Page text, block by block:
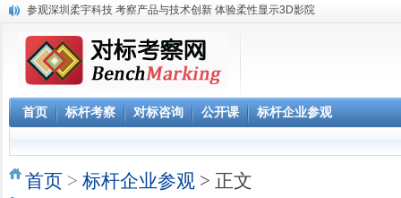
《解密阿里巴巴政委体系》大纲-1天
赴腾讯参观“向腾讯学管理”六项课程体系
参观阿里巴巴网上预约 阿里巴巴西溪访客中心预约
阿里巴巴数字化组织及领导力课程
2023年 标杆学习俱乐部考察公开课学习计划
华南区域标杆企业目录
华东标杆企业目录
首页 标杆考察 对标咨询 公开课 标杆企业参观
首页 > 标杆企业参观 > 正文